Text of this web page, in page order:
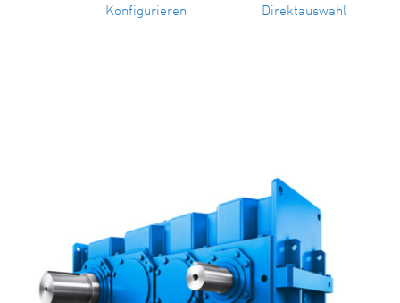
Konfigurieren Direktauswahl